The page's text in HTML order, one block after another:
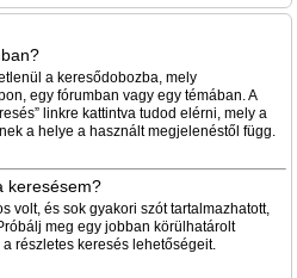
a keresődobozba, mely
egy fórumban vagy egy témában. A
linkre kattintva tudod elérni, mely a
a helye a használt megjelenéstől függ.
keresésem?
volt, és sok gyakori szót tartalmazhatott,
meg egy jobban körülhatárolt
részletes keresés lehetőségeit.